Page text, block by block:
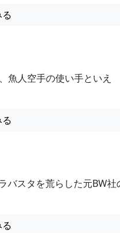
魚人空手の使い手といえ
バスタを荒らした元BW社